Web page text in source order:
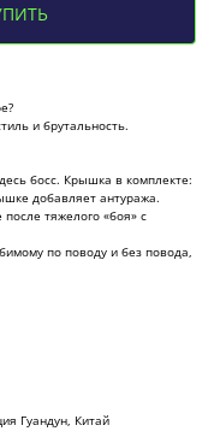
и брутальность.
босс. Крышка в комплекте:
добавляет антуража.
тяжелого «боя» с
по поводу и без повода,
Гуандун, Китай